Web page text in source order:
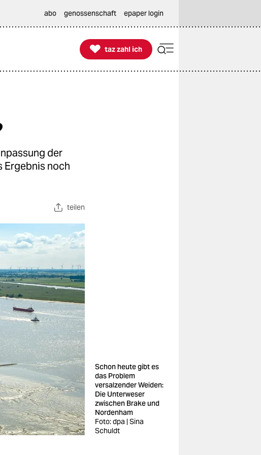
abo genossenschaft epaper login

taz zahl ich
taz zahl ich
der
Ergebnis noch
teilen
Schon heute gibt es
das Problem
versalzender Weiden:
Die Unterweser
zwischen Brake und
Nordenham
Foto: dpa | Sina
Schuldt